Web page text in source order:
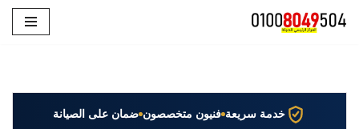
خدمة سريعة فنيون متخصصون ضمان على الصيانة